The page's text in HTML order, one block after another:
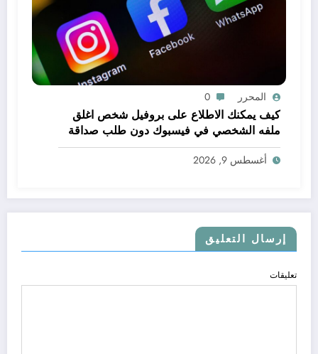
المحرر 0
كيف يمكنك الاطلاع على بروفيل شخص اغلق
ملفه الشخصي في فيسبوك دون طلب صداقة
.. الاطلاع على محتوى صفحة شخص اغلق ملفه
الشخصي في فيسبوك دون طلب صداقة
أغسطس 9, 2026
إرسال التعليق
تعليقات